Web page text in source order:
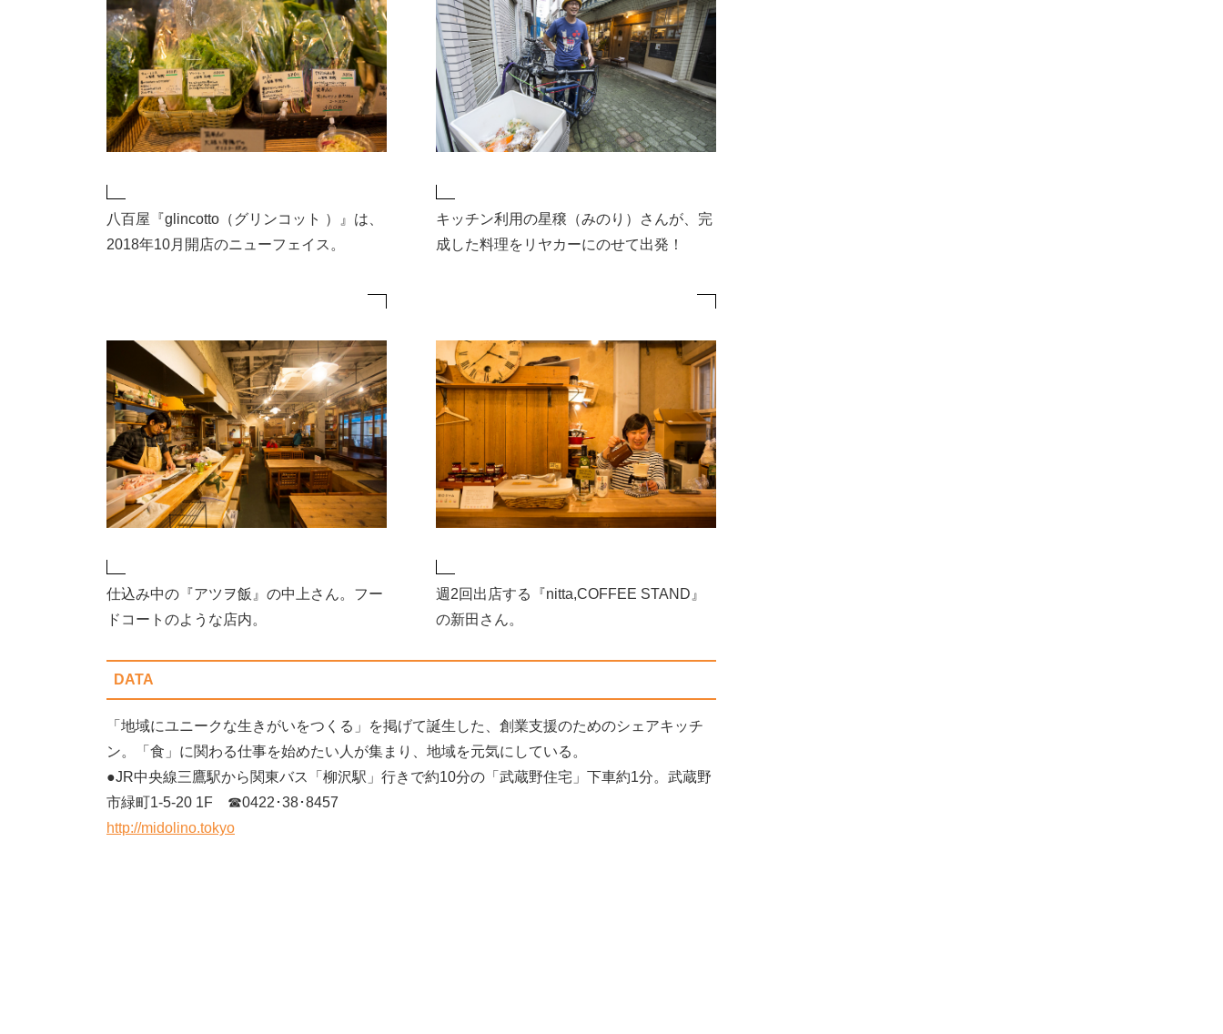
八百屋『glincotto（グリンコット ）』は、
2018年10月開店のニューフェイス。
キッチン利用の星穣（みのり）さんが、完
成した料理をリヤカーにのせて出発！
仕込み中の『アツヲ飯』の中上さん。フー
ドコートのような店内。
週2回出店する『nitta,COFFEE STAND』
の新田さん。
DATA
「地域にユニークな生きがいをつくる」を掲げて誕生した、創業支援のためのシェアキッチ
ン。「食」に関わる仕事を始めたい人が集まり、地域を元気にしている。
●JR中央線三鷹駅から関東バス「柳沢駅」行きで約10分の「武蔵野住宅」下車約1分。武蔵野
市緑町1-5-20 1F ☎0422･38･8457
http://midolino.tokyo